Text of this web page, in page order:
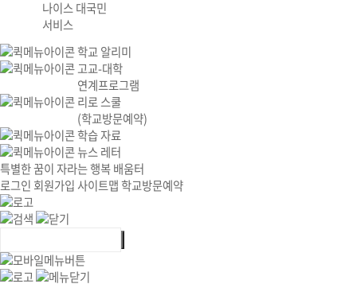
나이스 대국민
서비스
학교 알리미
고교-대학
연계프로그램
리로 스쿨
(학교방문예약)
학습 자료
뉴스 레터
특별한 꿈이 자라는 행복 배움터
로그인 회원가입사이트맵학교방문예약